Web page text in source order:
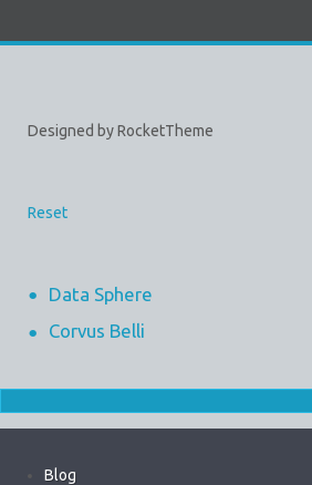
Designed by RocketTheme
Reset
Data Sphere
Corvus Belli
Blog